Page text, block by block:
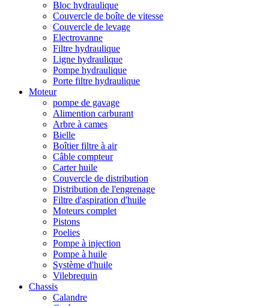
Bloc hydraulique
Couvercle de boîte de vitesse
Couvercle de levage
Electrovanne
Filtre hydraulique
Ligne hydraulique
Pompe hydraulique
Porte filtre hydraulique
Moteur
pompe de gavage
Alimention carburant
Arbre à cames
Bielle
Boîtier filtre à air
Câble compteur
Carter huile
Couvercle de distribution
Distribution de l'engrenage
Filtre d'aspiration d'huile
Moteurs complet
Pistons
Poelies
Pompe à injection
Pompe à huile
Système d'huile
Vilebrequin
Chassis
Calandre